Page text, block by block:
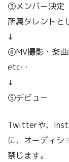
③メンバー決定
所属タレントと
↓
④MV撮影・楽
etc…
↓
⑤デビュー
Twitterや、
に、オーディシ
禁じます。